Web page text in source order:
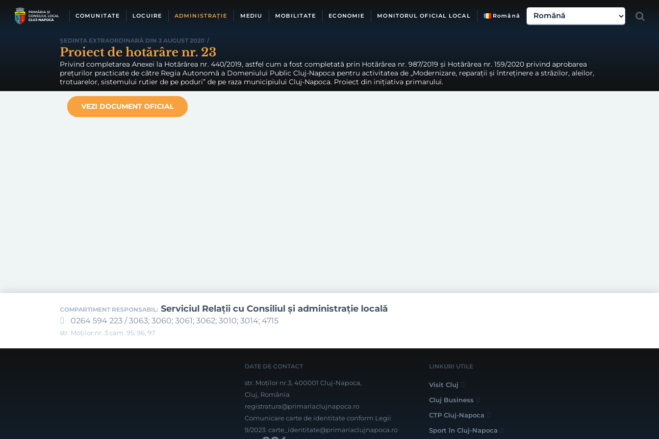
COMUNITATE LOCUIRE ADMINISTRAȚIE MEDIU MOBILITATE ECONOMIE MONITORUL OFICIAL LOCAL Română
ȘEDINȚA EXTRAORDINARĂ DIN 3 AUGUST 2020 /
Proiect de hotărâre nr. 23
Privind completarea Anexei la Hotărârea nr. 440/2019, astfel cum a fost completată prin Hotărârea nr. 987/2019 și Hotărârea nr. 159/2020 privind aprobarea
prețurilor practicate de către Regia Autonomă a Domeniului Public Cluj-Napoca pentru activitatea de „Modernizare, reparații și întreținere a străzilor, aleilor,
trotuarelor, sistemului rutier de pe poduri” de pe raza municipiului Cluj-Napoca. Proiect din inițiativa primarului.
VEZI DOCUMENT OFICIAL
COMPARTIMENT RESPONSABIL: Serviciul Relaţii cu Consiliul şi administraţie locală
0264 594 223 / 3063; 3060; 3061; 3062; 3010; 3014; 4715
str. Moților nr. 3 cam. 95, 96, 97
DATE DE CONTACT
str. Moților nr.3, 400001 Cluj-Napoca,
Cluj, România
registratura@primariaclujnapoca.ro
Comunicare carte de identitate conform Legii
9/2023: carte_identitate@primariaclujnapoca.ro
LINKURI UTILE
Visit Cluj
Cluj Business
CTP Cluj-Napoca
Sport în Cluj-Napoca